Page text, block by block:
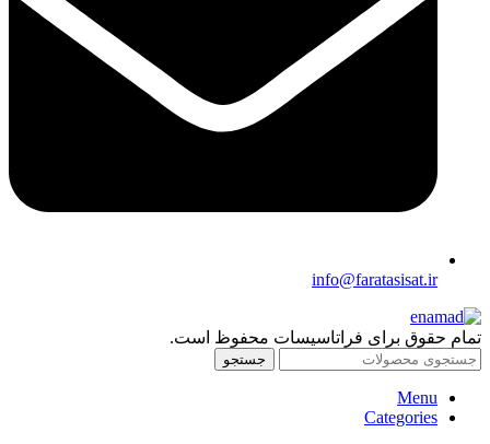
info@faratasisat.ir
تمام حقوق برای فراتاسیسات محفوظ است.
جستجو
Menu
Categories